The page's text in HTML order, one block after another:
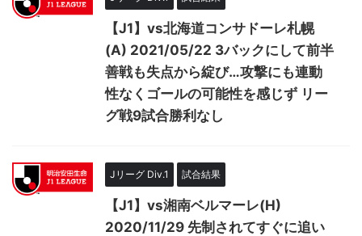
【J1】vs北海道コンサドーレ札幌
(A) 2021/05/22 3バックにして前半
善戦も失点から綻び…攻撃にも連動
性なくゴールの可能性を感じず リー
グ戦9試合勝利なし
Jリーグ Div.1 試合結果
【J1】vs湘南ベルマーレ(H)
2020/11/29 先制されてすぐに追い